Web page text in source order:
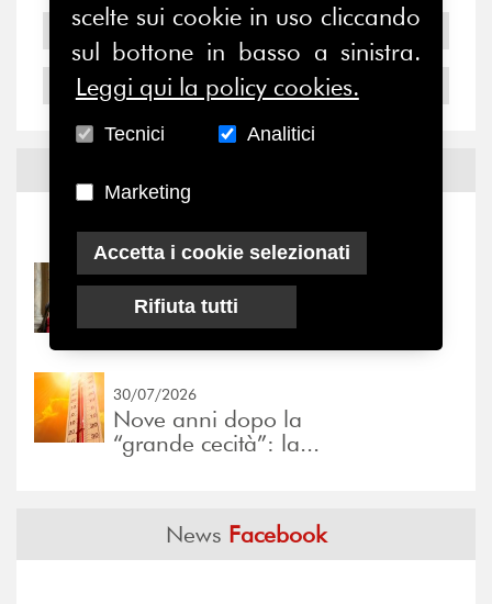
2005
2004
Notizie-Eventi
31/07/2026
Prima della pausa estiva,
il valore di...
30/07/2026
Nove anni dopo la
“grande cecità”: la...
News Facebook
scelte sui cookie in uso cliccando
sul bottone in basso a sinistra.
Leggi qui la policy cookies.
Tecnici Analitici
Marketing
Accetta i cookie selezionati
Rifiuta tutti